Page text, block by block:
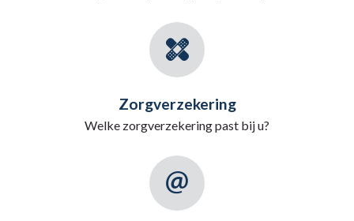
Zorgverzekering
Welke zorgverzekering past bij u?